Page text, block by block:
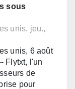
sous
unis, jeu.,
unis, 6 août
Flytxt, l'un
de
pour